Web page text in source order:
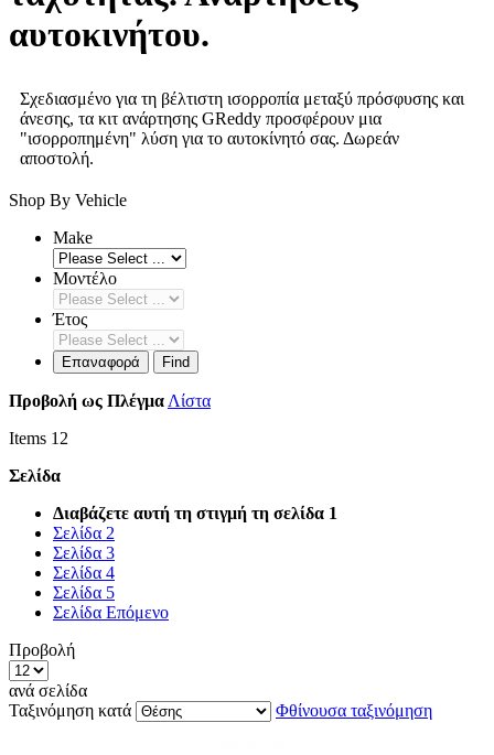
αυτοκινήτου.
Σχεδιασμένο για τη βέλτιστη ισορροπία μεταξύ πρόσφυσης και
άνεσης, τα κιτ ανάρτησης GReddy προσφέρουν μια
"ισορροπημένη" λύση για το αυτοκίνητό σας. Δωρεάν
αποστολή.
Shop By Vehicle
Make
Μοντέλο
Έτος
Επαναφορά Find
Προβολή ως ΠλέγμαΛίστα
Items 12
Σελίδα
Διαβάζετε αυτή τη στιγμή τη σελίδα 1
Σελίδα 2
Σελίδα 3
Σελίδα 4
Σελίδα 5
Σελίδα Επόμενο
Προβολή
ανά σελίδα
Ταξινόμηση κατά
Φθίνουσα ταξινόμηση